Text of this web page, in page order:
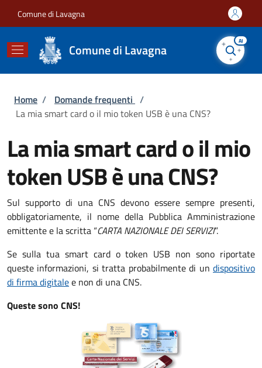
Comune di Lavagna
Comune di Lavagna
AI
Briciole di pane
Home / Domande frequenti /
La mia smart card o il mio token USB è una CNS?
La mia smart card o il mio
token USB è una CNS?
Sul supporto di una CNS devono essere sempre presenti,
obbligatoriamente, il nome della Pubblica Amministrazione
emittente e la scritta “CARTA NAZIONALE DEI SERVIZI”.
Se sulla tua smart card o token USB non sono riportate
queste informazioni, si tratta probabilmente di un dispositivo
di firma digitalee non di una CNS.
Queste sono CNS!